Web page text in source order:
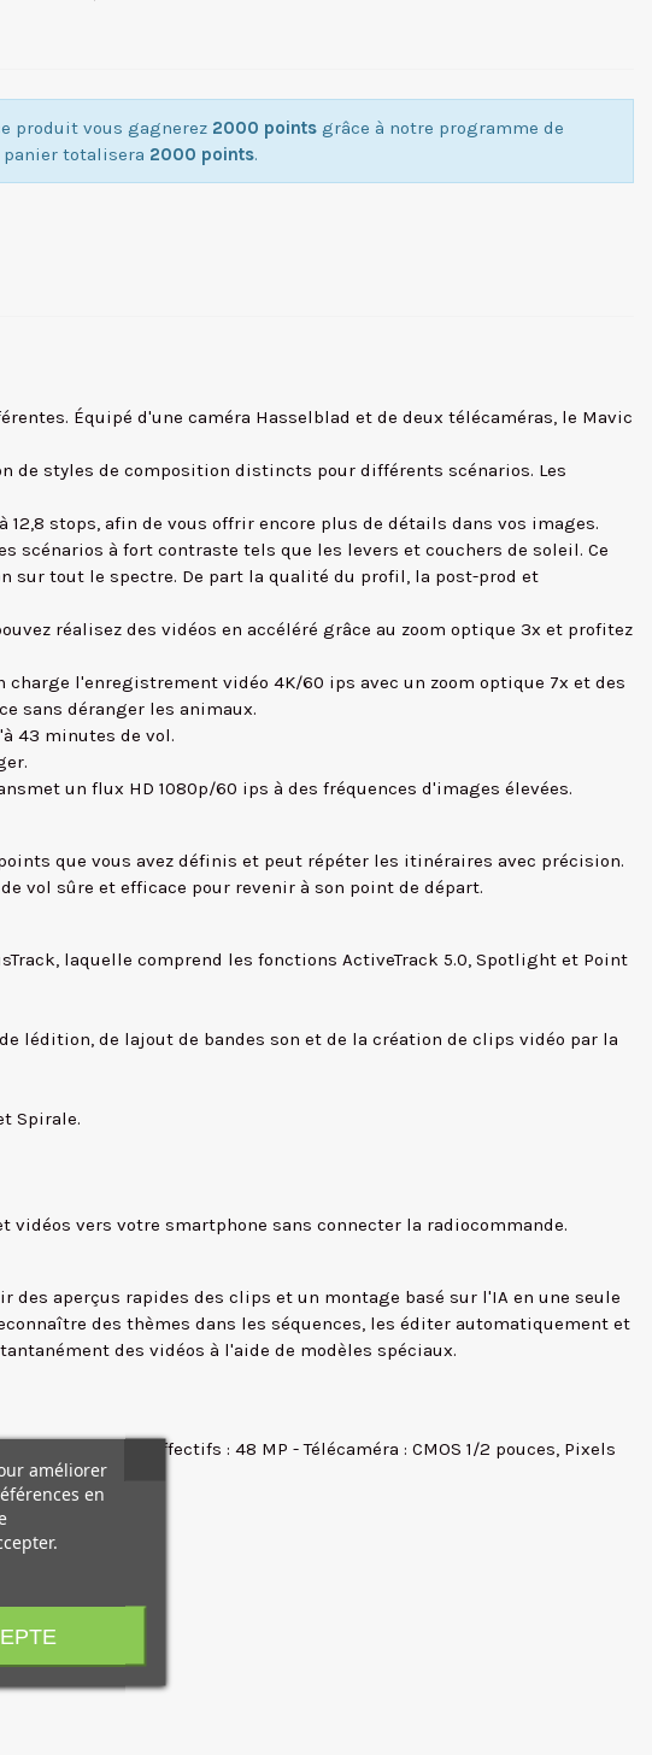
produit vous gagnerez 2000 points grâce à notre programme de
totalisera 2000 points.
Équipé d'une caméra Hasselblad et de deux télécaméras, le Mavic
styles de composition distincts pour différents scénarios. Les
stops, afin de vous offrir encore plus de détails dans vos images.
scénarios à fort contraste tels que les levers et couchers de soleil. Ce
tout le spectre. De part la qualité du profil, la post-prod et
réalisez des vidéos en accéléré grâce au zoom optique 3x et profitez
l'enregistrement vidéo 4K/60 ips avec un zoom optique 7x et des
sans déranger les animaux.
43 minutes de vol.
un flux HD 1080p/60 ips à des fréquences d'images élevées.
que vous avez définis et peut répéter les itinéraires avec précision.
vol sûre et efficace pour revenir à son point de départ.
laquelle comprend les fonctions ActiveTrack 5.0, Spotlight et Point
de lajout de bandes son et de la création de clips vidéo par la
Spirale.
vers votre smartphone sans connecter la radiocommande.
aperçus rapides des clips et un montage basé sur l'IA en une seule
des thèmes dans les séquences, les éditer automatiquement et
des vidéos à l'aide de modèles spéciaux.
pouce, Pixels effectifs : 48 MP - Télécaméra : CMOS 1/2 pouces, Pixels
améliorer
en